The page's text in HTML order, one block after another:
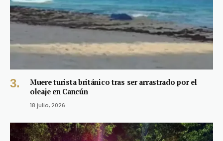
Muere turista británico tras ser arrastrado por el
oleaje en Cancún
18 julio, 2026